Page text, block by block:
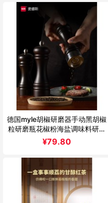
德国myle胡椒研磨器手动黑胡椒
粒研磨瓶花椒粉海盐调味料研磨
瓶木
¥79.80